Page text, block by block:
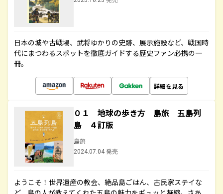
日本の城や古戦場、武将ゆかりの史跡、展示施設など、戦国時
代にまつわるスポットを徹底ガイドする歴史ファン必携の一
冊。
詳細を見る
０１ 地球の歩き方 島旅 五島列
島 ４訂版
島旅
2024.07.04 発売
ようこそ！世界遺産の教会、絶品島ごはん、古民家ステイな